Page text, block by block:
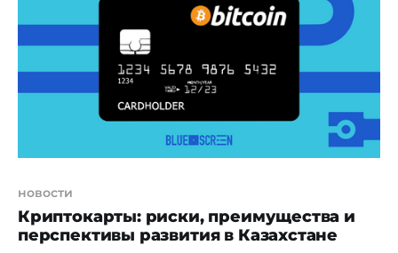
Digital [https://wunder-digital.kz/] подготовил
digital-исследование банковской сферы в
Казахстане, а также обозначил тренды,
новости
Криптокарты: риски, преимущества и
перспективы развития в Казахстане